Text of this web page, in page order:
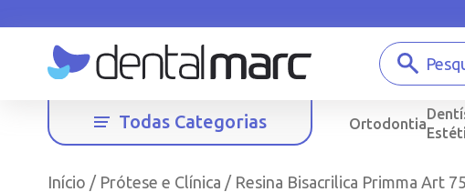
Todas Categorias Ortodontia
Início / Prótese e Clínica / Resina Bisacrilica Primma Art